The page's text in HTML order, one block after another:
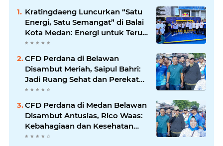
Kratingdaeng Luncurkan “Satu
Energi, Satu Semangat” di Balai
Kota Medan: Energi untuk Terus
Bergerak Maju
CFD Perdana di Belawan
Disambut Meriah, Saipul Bahri:
Jadi Ruang Sehat dan Perekat
Kebersamaan Warga Medan
CFD Perdana di Medan Belawan
Disambut Antusias, Rico Waas:
Kebahagiaan dan Kesehatan
Harus Hadir di Seluruh Penjuru